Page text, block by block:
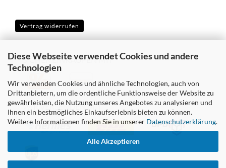
Diese Webseite verwendet Cookies und andere
Technologien
Wir verwenden Cookies und ähnliche Technologien, auch von
Drittanbietern, um die ordentliche Funktionsweise der Website zu
gewährleisten, die Nutzung unseres Angebotes zu analysieren und
Ihnen ein bestmögliches Einkaufserlebnis bieten zu können.
Weitere Informationen finden Sie in unserer Datenschutzerklärung.
Alle Akzeptieren
Vertrag widerrufen
SICHER EINKAUFEN MIT
WIR VERSENDEN MIT